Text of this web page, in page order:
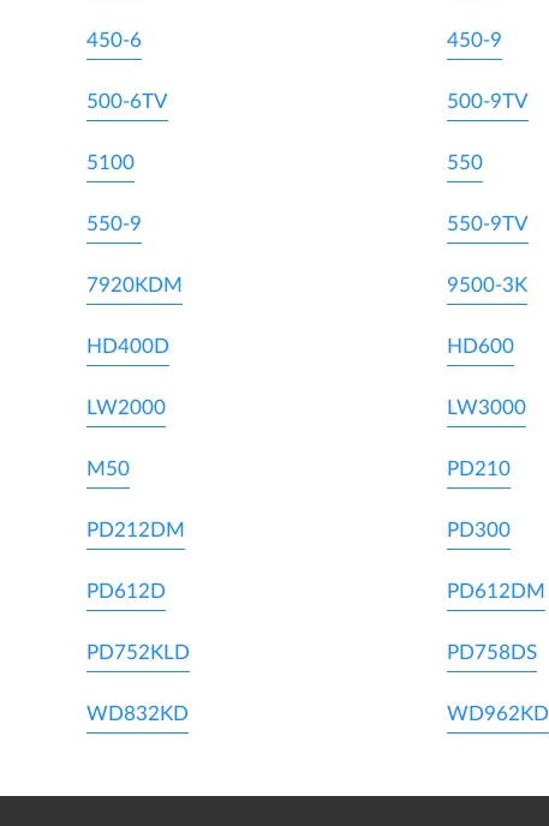
450-6 450-9
500-6TV 500-9TV
5100 550
550-9 550-9TV
7920KDM 9500-3K
HD400D HD600
LW2000 LW3000
M50 PD210
PD212DM PD300
PD612D PD612DM
PD752KLD PD758DS
WD832KD WD962KD